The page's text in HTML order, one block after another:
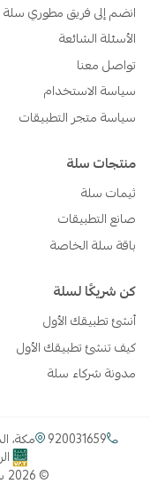
انضم إلى فريق مطوري سلة
الأسئلة الشائعة
تواصل معنا
سياسة الاستخدام
سياسة متجر التطبيقات
منتجات سلة
ثيمات سلة
صانع التطبيقات
باقة سلة الخاصة
كن شريكًا لسلة
أنشئ تطبيقك الأول
كيف تنشئ تطبيقك الأول
مدونة شركاء سلة
920031659 مكة،
©
2026